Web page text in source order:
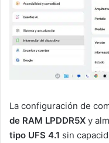
La configuración de
de RAM LPDDR5X y
tipo UFS 4.1 sin